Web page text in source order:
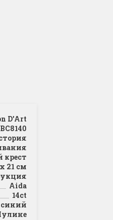
D'Art
крест
21 см
Aida
14ct